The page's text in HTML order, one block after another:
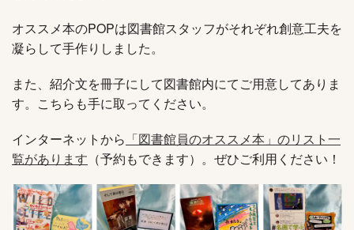
オススメ本のPOPは図書館スタッフがそれぞれ創意工夫を
凝らして手作りしました。
また、紹介文を冊子にして図書館内にてご用意してありま
す。こちらも手に取ってください。
インターネットから 「図書館員のオススメ本」のリスト一
覧があります （予約もできます）。ぜひご利用ください！